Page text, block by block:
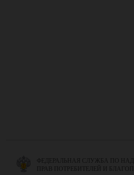
ФЕДЕРАЛЬНАЯ СЛУЖБА ПО
ПРАВ ПОТРЕБИТЕЛЕЙ И